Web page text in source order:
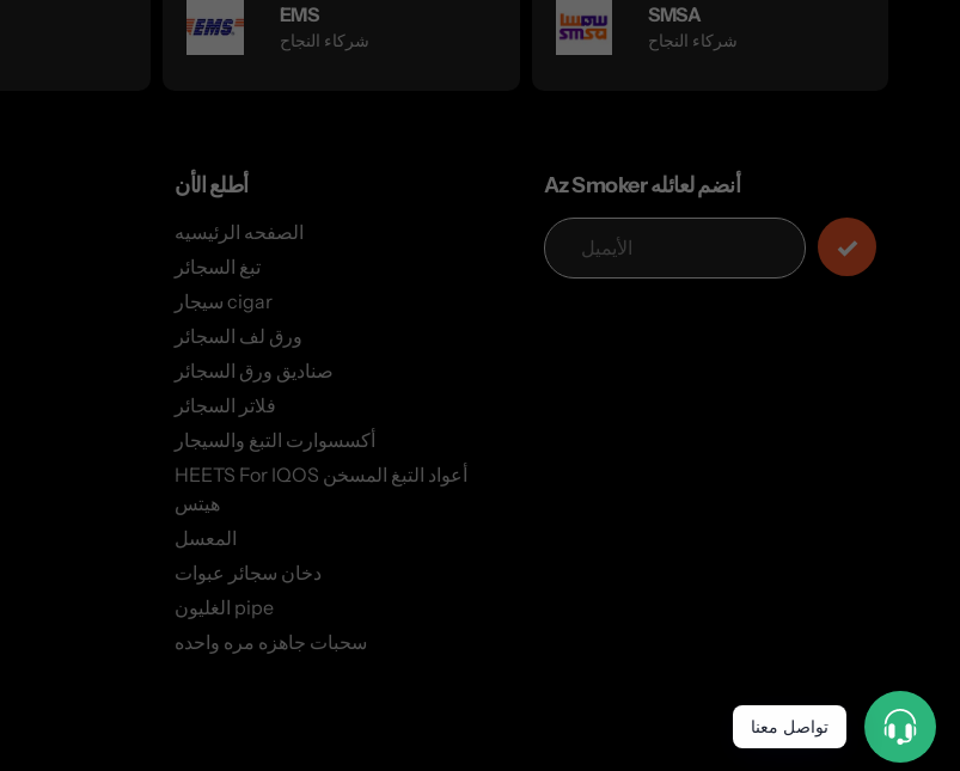
EMS
شركاء النجاح
SMSA
شركاء النجاح
أطلع الأن
الصفحه الرئيسيه
تبغ السجائر
سيجار cigar
ورق لف السجائر
صناديق ورق السجائر
فلاتر السجائر
أكسسوارت التبغ والسيجار
HEETS For IQOS أعواد التبغ المسخن
هيتس
المعسل
دخان سجائر عبوات
الغليون pipe
سحبات جاهزه مره واحده
Az Smoker أنضم لعائله
تواصل معنا